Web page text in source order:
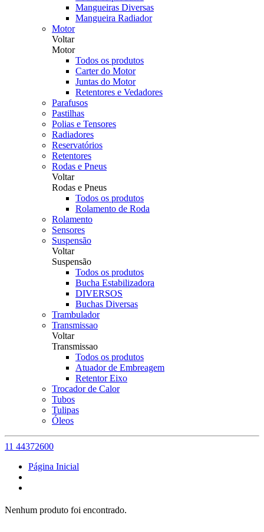
Mangueiras Diversas
Mangueira Radiador
Motor
Voltar
Motor
Todos os produtos
Carter do Motor
Juntas do Motor
Retentores e Vedadores
Parafusos
Pastilhas
Polias e Tensores
Radiadores
Reservatórios
Retentores
Rodas e Pneus
Voltar
Rodas e Pneus
Todos os produtos
Rolamento de Roda
Rolamento
Sensores
Suspensão
Voltar
Suspensão
Todos os produtos
Bucha Estabilizadora
DIVERSOS
Buchas Diversas
Trambulador
Transmissao
Voltar
Transmissao
Todos os produtos
Atuador de Embreagem
Retentor Eixo
Trocador de Calor
Tubos
Tulipas
Óleos
11 44372600
Página Inicial
Nenhum produto foi encontrado.